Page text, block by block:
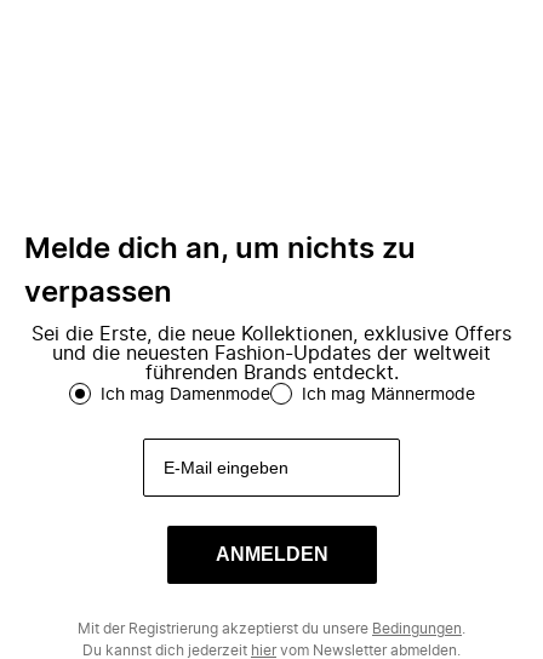
Melde dich an, um nichts zu
verpassen
Sei die Erste, die neue Kollektionen, exklusive Offers
und die neuesten Fashion-Updates der weltweit
führenden Brands entdeckt.
Ich mag Damenmode Ich mag Männermode
ANMELDEN
Mit der Registrierung akzeptierst du unsere Bedingungen
Du kannst dich jederzeit hiervom Newsletter abmelden.